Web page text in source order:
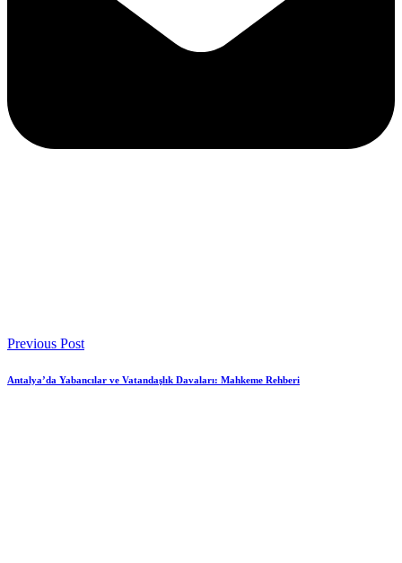
Previous Post
Antalya’da Yabancılar ve Vatandaşlık Davaları: Mahkeme Rehberi